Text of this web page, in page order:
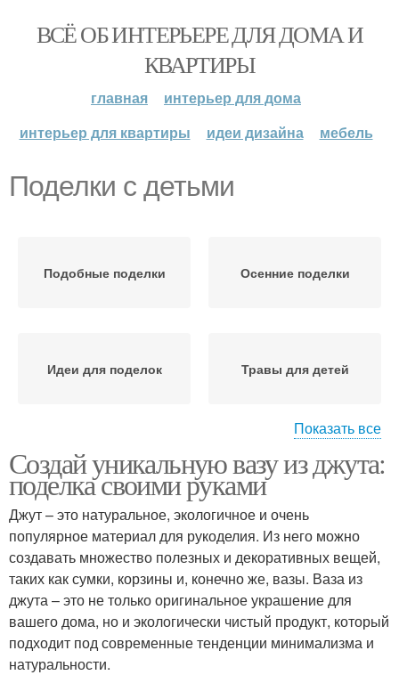
ВСЁ ОБ ИНТЕРЬЕРЕ ДЛЯ ДОМА И
КВАРТИРЫ
главная
интерьер для дома
интерьер для квартиры
идеи дизайна мебель
Поделки с детьми
Подобные поделки Осенние поделки
Идеи для поделок Травы для детей
Поделки из бумаги Поделки в детский сад
Творчество с детьми
Поделки из цветной
бумаги
Ориги для детей
Показать все
Создай уникальную вазу из джута:
поделка своими руками
Джут – это натуральное, экологичное и очень
популярное материал для рукоделия. Из него можно
создавать множество полезных и декоративных вещей,
таких как сумки, корзины и, конечно же, вазы. Ваза из
джута – это не только оригинальное украшение для
вашего дома, но и экологически чистый продукт, который
подходит под современные тенденции минимализма и
натуральности.